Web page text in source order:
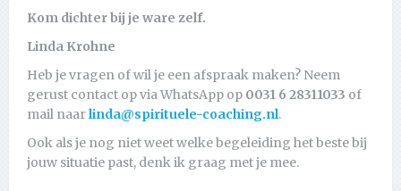
Kom dichter bij je ware zelf.
Linda Krohne
Heb je vragen of wil je een afspraak maken? Neem
gerust contact op via WhatsApp op 0031 6 28311033 of
mail naarlinda@spirituele-coaching.nl.
Ook als je nog niet weet welke begeleiding het beste bij
jouw situatie past, denk ik graag met je mee.